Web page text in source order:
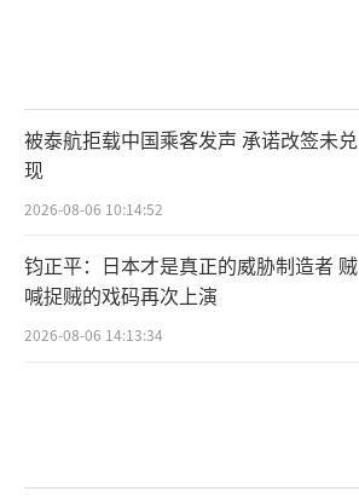
被泰航拒载中国乘客发声 承诺改签未兑
现
2026-08-06 10:14:52
钧正平：日本才是真正的威胁制造者 贼
喊捉贼的戏码再次上演
2026-08-06 14:13:34